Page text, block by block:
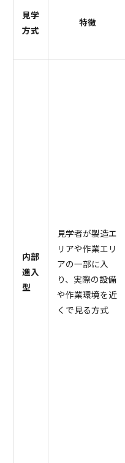
見学
方式
特徴
内部
進入
型
見学者が製造エ
リアや作業エリ
アの一部に入
り、実際の設備
や作業環境を近
くで見る方式